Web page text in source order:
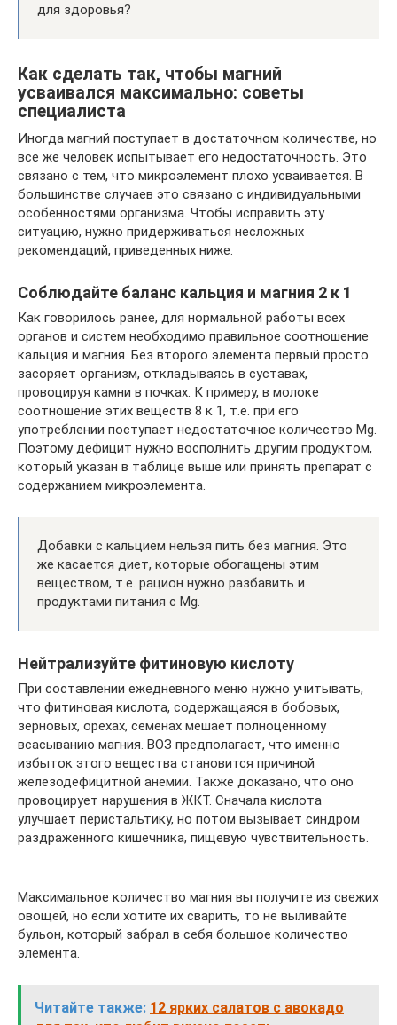
для здоровья?
Как сделать так, чтобы магний
усваивался максимально: советы
специалиста
Иногда магний поступает в достаточном количестве, но
все же человек испытывает его недостаточность. Это
связано с тем, что микроэлемент плохо усваивается. В
большинстве случаев это связано с индивидуальными
особенностями организма. Чтобы исправить эту
ситуацию, нужно придерживаться несложных
рекомендаций, приведенных ниже.
Соблюдайте баланс кальция и магния 2 к 1
Как говорилось ранее, для нормальной работы всех
органов и систем необходимо правильное соотношение
кальция и магния. Без второго элемента первый просто
засоряет организм, откладываясь в суставах,
провоцируя камни в почках. К примеру, в молоке
соотношение этих веществ 8 к 1, т.е. при его
употреблении поступает недостаточное количество Mg.
Поэтому дефицит нужно восполнить другим продуктом,
который указан в таблице выше или принять препарат с
содержанием микроэлемента.
Добавки с кальцием нельзя пить без магния. Это
же касается диет, которые обогащены этим
веществом, т.е. рацион нужно разбавить и
продуктами питания с Mg.
Нейтрализуйте фитиновую кислоту
При составлении ежедневного меню нужно учитывать,
что фитиновая кислота, содержащаяся в бобовых,
зерновых, орехах, семенах мешает полноценному
всасыванию магния. ВОЗ предполагает, что именно
избыток этого вещества становится причиной
железодефицитной анемии. Также доказано, что оно
провоцирует нарушения в ЖКТ. Сначала кислота
улучшает перистальтику, но потом вызывает синдром
раздраженного кишечника, пищевую чувствительность.
Максимальное количество магния вы получите из свежих
овощей, но если хотите их сварить, то не выливайте
бульон, который забрал в себя большое количество
элемента.
Читайте также: 12 ярких салатов с авокадо